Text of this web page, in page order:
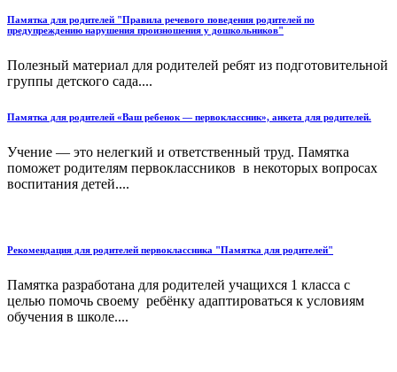
Памятка для родителей "Правила речевого поведения родителей по
предупреждению нарушения произношения у дошкольников"
Полезный материал для родителей ребят из подготовительной
группы детского сада....
Памятка для родителей «Ваш ребенок — первоклассник», анкета для родителей.
Учение — это нелегкий и ответственный труд. Памятка
поможет родителям первоклассников в некоторых вопросах
воспитания детей....
Рекомендация для родителей первоклассника "Памятка для родителей"
Памятка разработана для родителей учащихся 1 класса с
целью помочь своему ребёнку адаптироваться к условиям
обучения в школе....